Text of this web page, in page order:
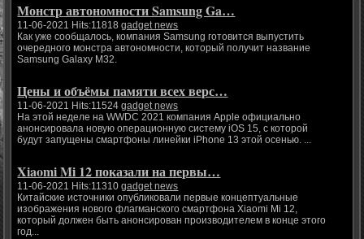
Монстр автономности Samsung Ga…
11-06-2021 Hits:11818gadget news
Как уже сообщалось, компания Samsung готовится выпустить
очередного монстра автономности, который получит название
Samsung Galaxy M32.
Цены и объёмы памяти всех верс…
11-06-2021 Hits:11524gadget news
На этой неделе на WWDC 2021 компания Apple официально
анонсировала новую операционную систему iOS 15, с которой
будут запущены смартфоны линейки iPhone 13 этой осенью. ...
Xiaomi Mi 12 показали на первы…
11-06-2021 Hits:11310gadget news
Китайские источники опубликовали первые концептуальные
изображения нового флагманского смартфона Xiaomi Mi 12,
который должен быть анонсирован производителем в конце этого
год...